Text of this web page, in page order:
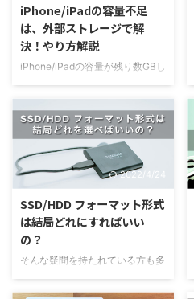
タイプではなく、500MB/sの
SSDをおすすめする理由を解説し
たいと思います。 この記事を読
めば、ご自身のiPadに合った最適
ますので、SSD選びに迷っている
方は是非最後までご覧ください ...
iPhone/iPadの容量不足
は、外部ストレージで解
決！やり方解説
iPhone/iPadの容量が残り数GBし
か？ いらない写真・動画を消し
てもすぐに容量いっぱいになって
しまって、どうしようもなくなっ
ている方も多いと思います。 こ
の記事ではそんな容量不足でお悩
みの方に、外付けSSDを活用する
iPhone/iPadに外付けSSD？？？
と思われる方も多いと思いますの
で、具体的な手順を交えて解説し
ていきます。 容量不足をなんと
ご覧ください。 【結論】
2022/4/24
SSD/HDD フォーマット形式
は結局どれにすればいい
の？
そんな疑問を持たれている方も多
から、一番汎用性がありそうなも